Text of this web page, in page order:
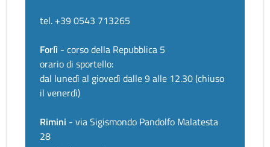
tel. +39 0543 713265
Forlì - corso della Repubblica 5
orario di sportello:
dal lunedì al giovedì dalle 9 alle 12.30 (chiuso
il venerdì)
Rimini - via Sigismondo Pandolfo Malatesta
28